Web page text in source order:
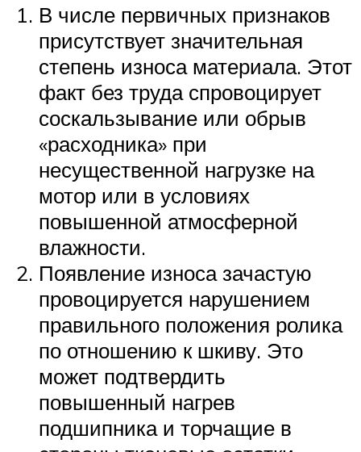
В числе первичных признаков
присутствует значительная
степень износа материала. Этот
факт без труда спровоцирует
соскальзывание или обрыв
«расходника» при
несущественной нагрузке на
мотор или в условиях
повышенной атмосферной
влажности.
Появление износа зачастую
провоцируется нарушением
правильного положения ролика
по отношению к шкиву. Это
может подтвердить
повышенный нагрев
подшипника и торчащие в